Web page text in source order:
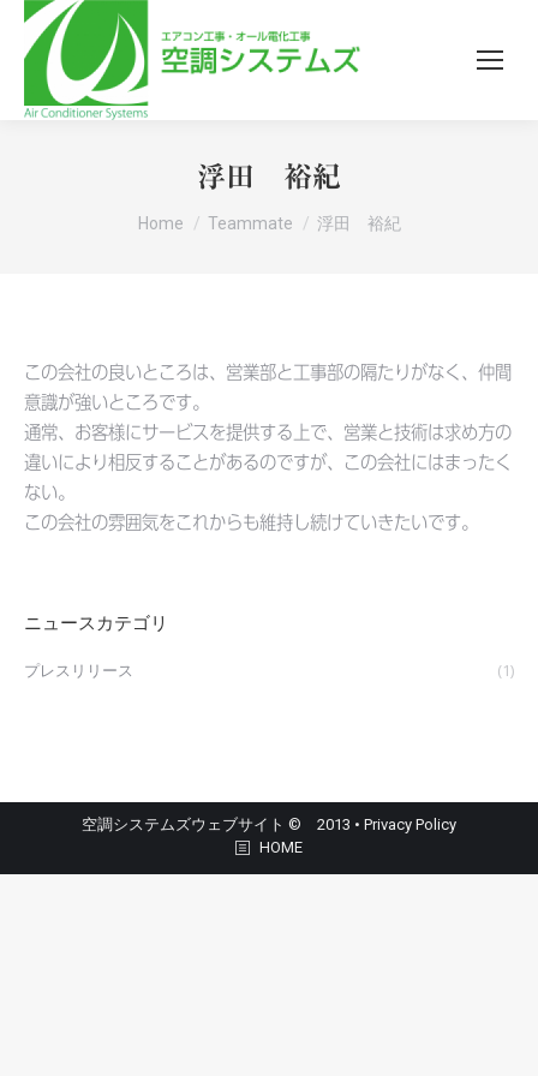
浮田 裕紀
You are here:
Home Teammate 浮田 裕紀
この会社の良いところは、営業部と工事部の隔たりがなく、仲間
意識が強いところです。
通常、お客様にサービスを提供する上で、営業と技術は求め方の
違いにより相反することがあるのですが、この会社にはまったく
ない。
この会社の雰囲気をこれからも維持し続けていきたいです。
ニュースカテゴリ
プレスリリース (1)
空調システムズウェブサイト © 2013 • Privacy Policy
HOME